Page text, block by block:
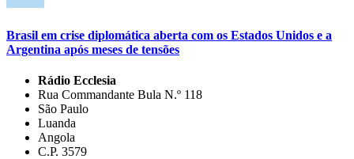
Brasil em crise diplomática aberta com os Estados Unidos e a
Argentina após meses de tensões
Rádio Ecclesia
Rua Commandante Bula N.º 118
São Paulo
Luanda
Angola
C.P. 3579